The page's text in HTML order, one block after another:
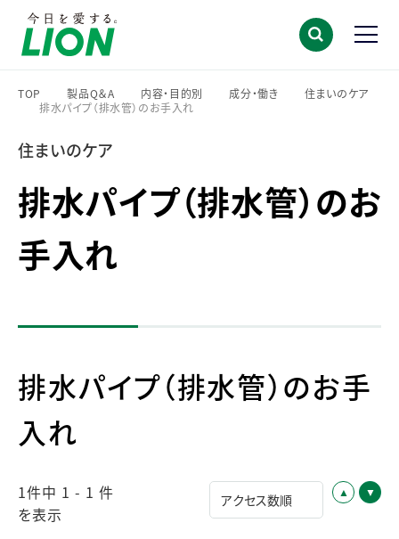
TOP
>
製品Q＆A
>
内容・目的別
成分・働き
住まいのケア
排水パイプ（排水管）のお手入れ
住まいのケア
排水パイプ（排水管）のお
手入れ
排水パイプ（排水管）のお手
入れ
1件中 1 - 1 件
を表示